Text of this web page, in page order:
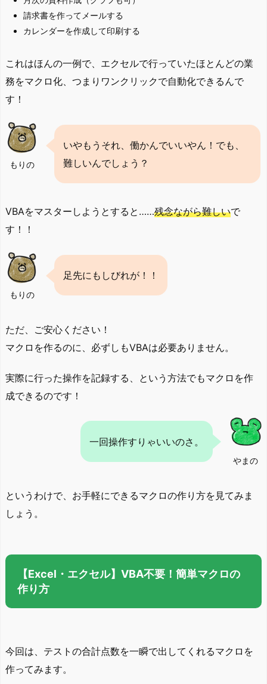
請求書を作ってメールする
カレンダーを作成して印刷する
これはほんの一例で、エクセルで行っていたほとんどの業
務をマクロ化、つまりワンクリックで自動化できるんで
す！
もりの
いやもうそれ、働かんでいいやん！でも、
難しいんでしょう？
VBAをマスターしようとすると……残念ながら難しいで
す！！
もりの
足先にもしびれが！！
ただ、ご安心ください！
マクロを作るのに、必ずしもVBAは必要ありません。
実際に行った操作を記録する、という方法でもマクロを作
成できるのです！
やまの
一回操作すりゃいいのさ。
というわけで、お手軽にできるマクロの作り方を見てみま
しょう。
【Excel・エクセル】VBA不要！簡単マクロの
作り方
今回は、テストの合計点数を一瞬で出してくれるマクロを
作ってみます。